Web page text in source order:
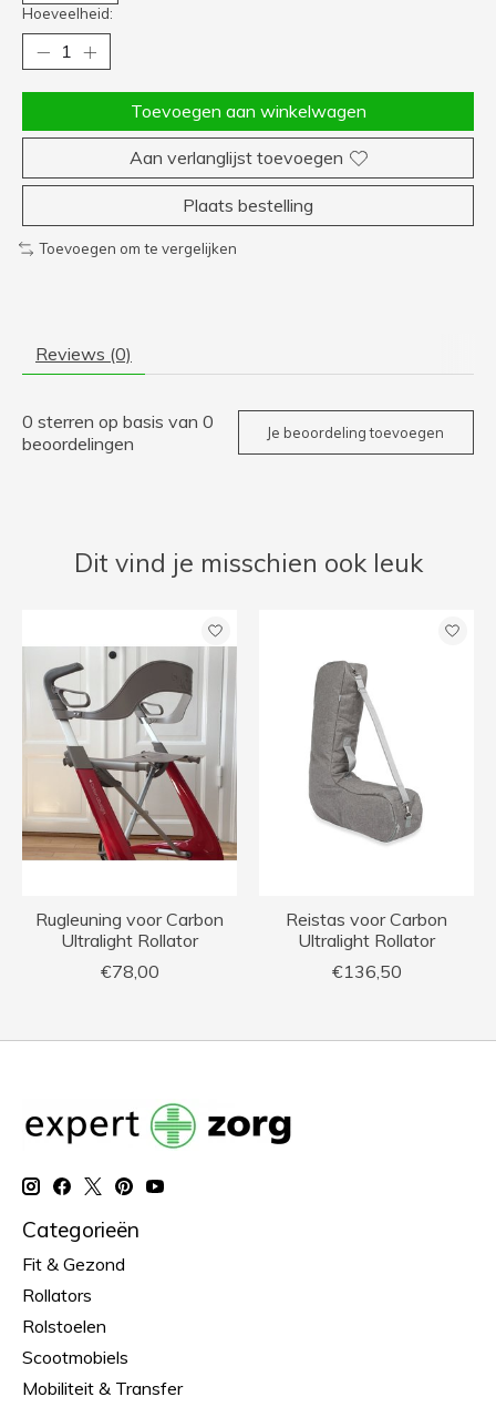
Hoeveelheid:
Toevoegen aan winkelwagen
Aan verlanglijst toevoegen
Plaats bestelling
Toevoegen om te vergelijken
Reviews (0)
0 sterren op basis van 0
beoordelingen
Je beoordeling toevoegen
Dit vind je misschien ook leuk
Items van productcarrousel
Rugleuning voor Carbon
Ultralight Rollator
€78,00
Reistas voor Carbon
Ultralight Rollator
€136,50
Categorieën
Fit & Gezond
Rollators
Rolstoelen
Scootmobiels
Mobiliteit & Transfer